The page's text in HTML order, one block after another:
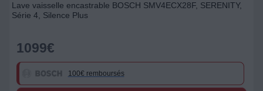
Lave vaisselle encastrable BOSCH SMV4ECX28F, SERENITY,
Série 4, Silence Plus
1099€
100€ remboursés